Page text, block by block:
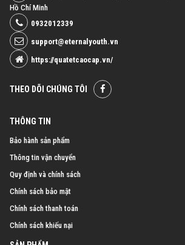
Hồ Chí Minh
0932012339
support@eternalyouth.vn
https://quatetcaocap.vn/
THEO DÕI CHÚNG TÔI
THÔNG TIN
Bảo hành sản phẩm
Thông tin vận chuyển
Quy định và chính sách
Chính sách bảo mật
Chính sách thanh toán
Chính sách khiếu nại